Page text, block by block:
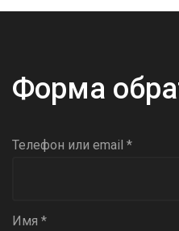
Форма
Телефон или email *
Имя *